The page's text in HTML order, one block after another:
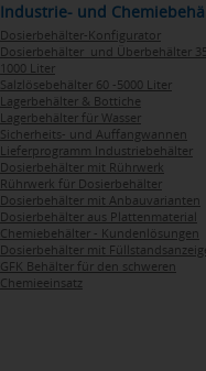
Industrie- und
Dosierbehälter-Konfigurator
Dosierbehälter und Überbehälter
1000 Liter
Salzlösebehälter 60 -5000 Liter
Lagerbehälter & Bottiche
Lagerbehälter für Wasser
Sicherheits- und Auffangwannen
Lieferprogramm Industriebehälter
Dosierbehälter mit Rührwerk
Rührwerk für Dosierbehälter
Dosierbehälter mit Anbauvarianten
Dosierbehälter aus Plattenmaterial
Chemiebehälter - Kundenlösungen
Dosierbehälter mit
GFK Behälter für den schweren
Chemieeinsatz